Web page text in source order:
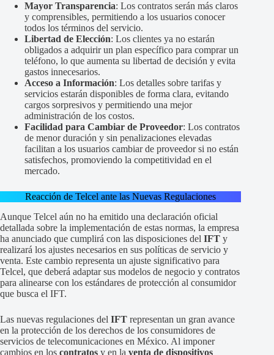
Mayor Transparencia: Los contratos serán más claros
y comprensibles, permitiendo a los usuarios conocer
todos los términos del servicio.
Libertad de Elección: Los clientes ya no estarán
obligados a adquirir un plan específico para comprar un
teléfono, lo que aumenta su libertad de decisión y evita
gastos innecesarios.
Acceso a Información: Los detalles sobre tarifas y
servicios estarán disponibles de forma clara, evitando
cargos sorpresivos y permitiendo una mejor
administración de los costos.
Facilidad para Cambiar de Proveedor: Los contratos
de menor duración y sin penalizaciones elevadas
facilitan a los usuarios cambiar de proveedor si no están
satisfechos, promoviendo la competitividad en el
mercado.
Reacción de Telcel ante las Nuevas Regulaciones
Aunque Telcel aún no ha emitido una declaración oficial
detallada sobre la implementación de estas normas, la empresa
ha anunciado que cumplirá con las disposiciones del IFT y
realizará los ajustes necesarios en sus políticas de servicio y
venta. Este cambio representa un ajuste significativo para
Telcel, que deberá adaptar sus modelos de negocio y contratos
para alinearse con los estándares de protección al consumidor
que busca el IFT.
Las nuevas regulaciones del IFT representan un gran avance
en la protección de los derechos de los consumidores de
servicios de telecomunicaciones en México. Al imponer
cambios en los contratos y en la venta de dispositivos